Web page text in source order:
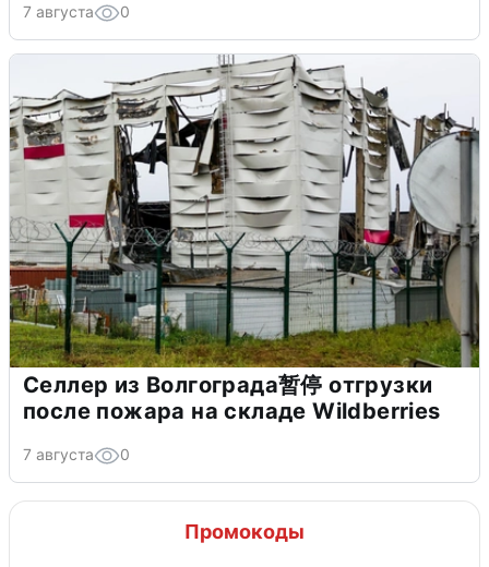
7 августа 0
Селлер из Волгограда暂停 отгрузки
после пожара на складе Wildberries
7 августа 0
Промокоды